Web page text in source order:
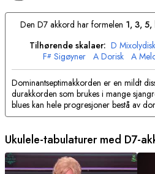
Den D7 akkord har formelen 1, 3, 5,
Tilhørende skalaer: D Mixolydisk
F# Sigøyner A Dorisk A
Dominantseptimakkorden er en mildt
durakkorden som brukes i mange
blues kan hele progresjoner bestå av
Ukulele-tabulaturer med D7-